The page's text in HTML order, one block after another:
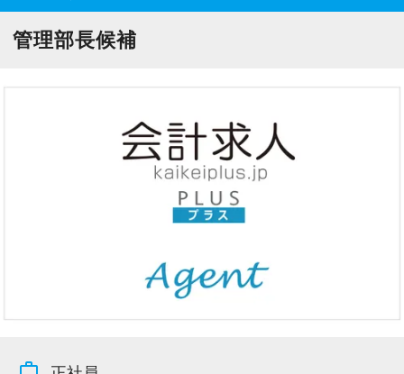
今すぐ会員登録
PC版サイトを見る
管理部長候補